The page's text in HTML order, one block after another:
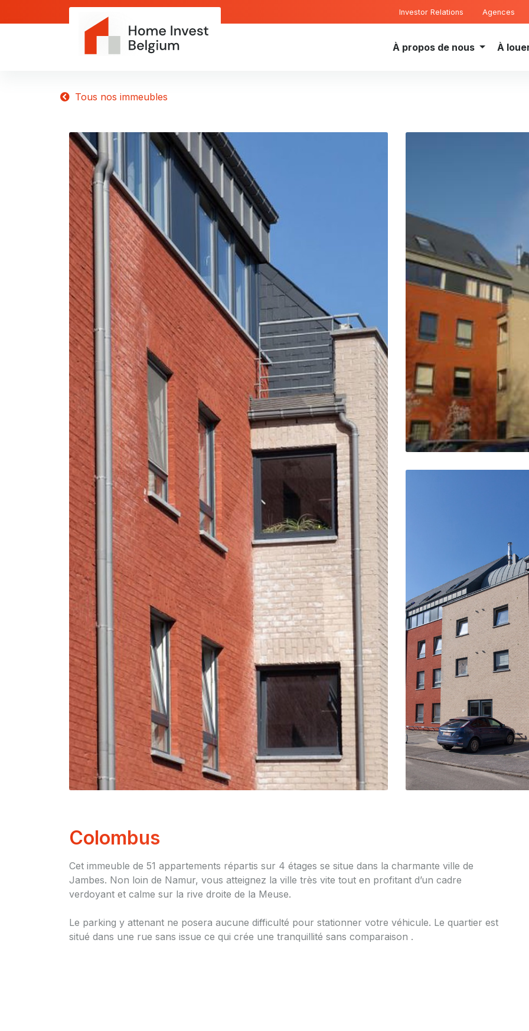
Investor Relations Agences
À propos de nous À
Tous nos immeubles
Colombus
Cet immeuble de 51 appartements répartis sur 4 étages se situe dans la charmante ville de
Jambes. Non loin de Namur, vous atteignez la ville très vite tout en profitant d’un cadre
verdoyant et calme sur la rive droite de la Meuse.
Le parking y attenant ne posera aucune difficulté pour stationner votre véhicule. Le quartier est
situé dans une rue sans issue ce qui crée une tranquillité sans comparaison .